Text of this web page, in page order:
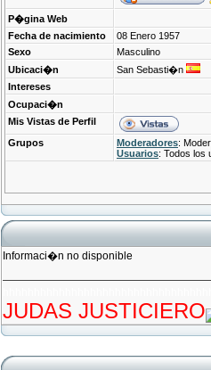
P�gina Web
Fecha de nacimiento
08 Enero 1957
Sexo
Masculino
Ubicaci�n
San Sebasti�n
Intereses
Ocupaci�n
Mis Vistas de Perfil
Grupos
Moderadores:
Usuarios: Todos los
Informaci�n no disponible
JUDAS JUSTICIERO